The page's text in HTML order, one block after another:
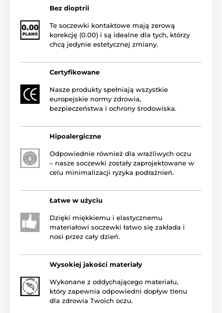
Bez dioptrii
Te soczewki kontaktowe mają zerową
korekcję (0.00) i są idealne dla tych, którzy
chcą jedynie estetycznej zmiany.
Certyfikowane
Nasze produkty spełniają wszystkie
europejskie normy zdrowia,
bezpieczeństwa i ochrony środowiska.
Hipoalergiczne
Odpowiednie również dla wrażliwych oczu
– nasze soczewki zostały zaprojektowane w
celu minimalizacji ryzyka podrażnień.
Łatwe w użyciu
Dzięki miękkiemu i elastycznemu
materiałowi soczewki łatwo się zakłada i
nosi przez cały dzień.
Wysokiej jakości materiały
Wykonane z oddychającego materiału,
który zapewnia odpowiedni dopływ tlenu
dla zdrowia Twoich oczu.